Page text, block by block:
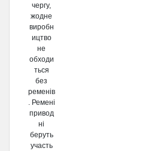
чергу,
жодне
виробн
ицтво
не
обходи
ться
без
ременів
. Ремені
привод
ні
беруть
участь